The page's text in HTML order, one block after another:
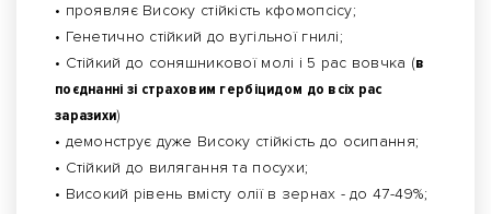
• проявляє Високу стійкість кфомопсісу;
• Генетично стійкий до вугільної гнилі;
• Стійкий до соняшникової молі і 5 рас вовчка (в
поєднанні зі страховим гербіцидом до всіх рас
заразихи)
• демонструє дуже Високу стійкість до осипання;
• Стійкий до вилягання та посухи;
• Високий рівень вмісту олії в зернах - до 47-49%;